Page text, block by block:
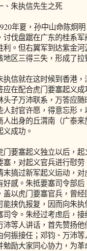
朱执信先生之死
年夏，孙中山命陈炯明
讨伐盘踞在广东的桂系
利。但右翼军到达紫金
地区三得三失，形成了
就在这时候到香港，
应在配合虎门要塞起义
头子万沛联系，万答应
人封官许愿，得意忘形
人出身的丘渭南（广泰
义成功。
塞起义独立以后，起
塞，对起义官兵进行慰
末搞过新军起义运动，
好感。朱抵要塞司令部
盖以虎门要塞官兵，曾
能挟仇报复，因而向朱
司令。朱经过考虑后，
沛等人讲话，首先赞扬
何振接任；邓钧、万沛
勉励大家同心协力，为革